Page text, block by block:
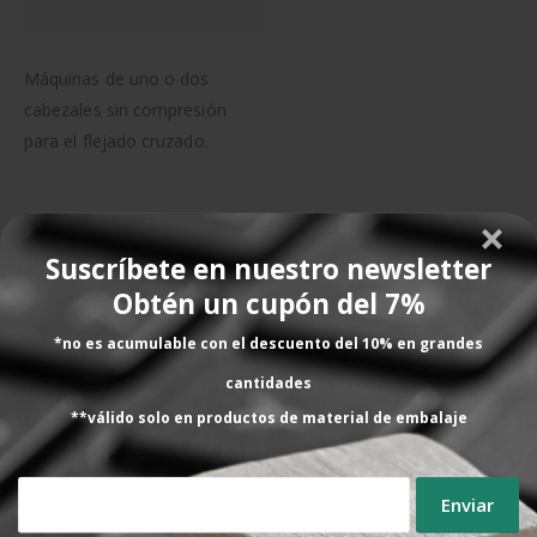
Suscríbete en nuestro newsletter
Obtén un cupón del 7%
*no es acumulable con el descuento del 10% en grandes
cantidades
**válido solo en productos de material de embalaje
Máquinas de uno o dos
cabezales sin compresión
para el flejado cruzado.
VALORACIONES (0)
PRODUCTOS RELACIONADOS CON ESTE PRODUCTO
flejado para el sector de la
LÍNEAS AUTOMÁTICAS A MEDIDA
Líneas automáticas de
flejado para el sector del